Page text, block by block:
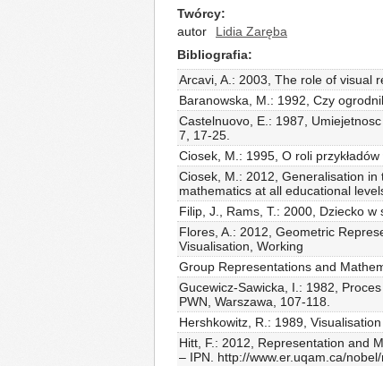
Twórcy
autor
Lidia Zaręba
Bibliografia
Arcavi, A.: 2003, The role of visual
Baranowska, M.: 1992, Czy
Castelnuovo, E.: 1987,
7, 17-25.
Ciosek, M.: 1995, O roli
Ciosek, M.: 2012, Generalisation
mathematics at all educational
Filip, J., Rams, T.: 2000, Dziecko w
Flores, A.: 2012, Geometric
Visualisation, Working
Group Representations and
Gucewicz-Sawicka, I.: 1982,
PWN, Warszawa, 107-118.
Hershkowitz, R.: 1989,
Hitt, F.: 2012, Representation and
– IPN. http://www.er.uqam.ca/